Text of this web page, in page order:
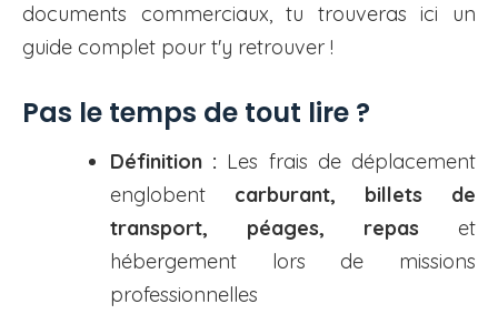
documents commerciaux, tu trouveras ici un
guide complet pour t'y retrouver !
Pas le temps de tout lire ?
Définition : Les frais de déplacement
englobent carburant, billets de
transport, péages, repas et
hébergement lors de missions
professionnelles